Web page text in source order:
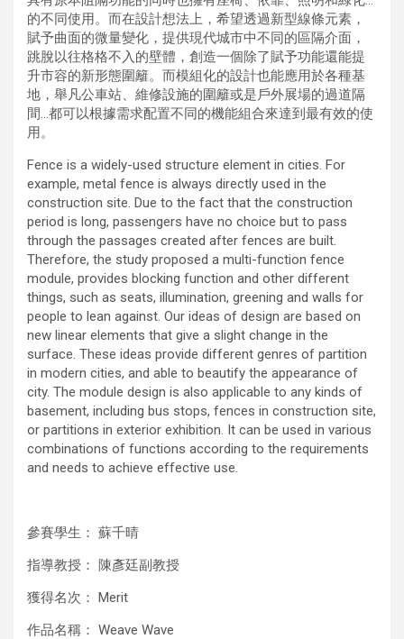
的不同使用。而在設計想法上，希望透過新型線條元素，
賦予曲面的微量變化，提供現代城市中不同的區隔介面，
跳脫以往格格不入的壁體，創造一個除了賦予功能還能提
升市容的新形態圍籬。而模組化的設計也能應用於各種基
地，舉凡公車站、維修設施的圍籬或是戶外展場的過道隔
間…都可以根據需求配置不同的機能組合來達到最有效的使
用。
Fence is a widely-used structure element in cities. For
example, metal fence is always directly used in the
construction site. Due to the fact that the construction
period is long, passengers have no choice but to pass
through the passages created after fences are built.
Therefore, the study proposed a multi-function fence
module, provides blocking function and other different
things, such as seats, illumination, greening and walls for
people to lean against. Our ideas of design are based on
new linear elements that give a slight change in the
surface. These ideas provide different genres of partition
in modern cities, and able to beautify the appearance of
city. The module design is also applicable to any kinds of
basement, including bus stops, fences in construction site,
or partitions in exterior exhibition. It can be used in various
combinations of functions according to the requirements
and needs to achieve effective use.
參賽學生： 蘇千晴
指導教授： 陳彥廷副教授
獲得名次： Merit
作品名稱： Weave Wave